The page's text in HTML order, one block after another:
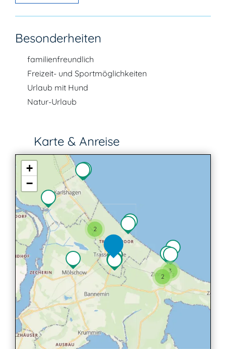
Besonderheiten
familienfreundlich
Freizeit- und Sportmöglichkeiten
Urlaub mit Hund
Natur-Urlaub
Karte & Anreise
2
3
2
+
−